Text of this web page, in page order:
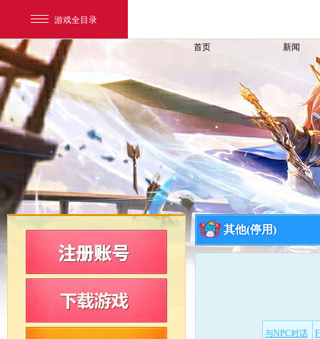
游戏全目录
网易游戏
游戏爱好者
我的足迹： 新飞飞
首页 新闻
其他(停用)
与NPC对话